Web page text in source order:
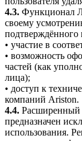
4.3. Функционал
своему
подтверждённого
• участие в
• возможность
частей (как
лица);
• доступ к
компаний Ariston.
4.4. Расширенный
предназначен
использования.